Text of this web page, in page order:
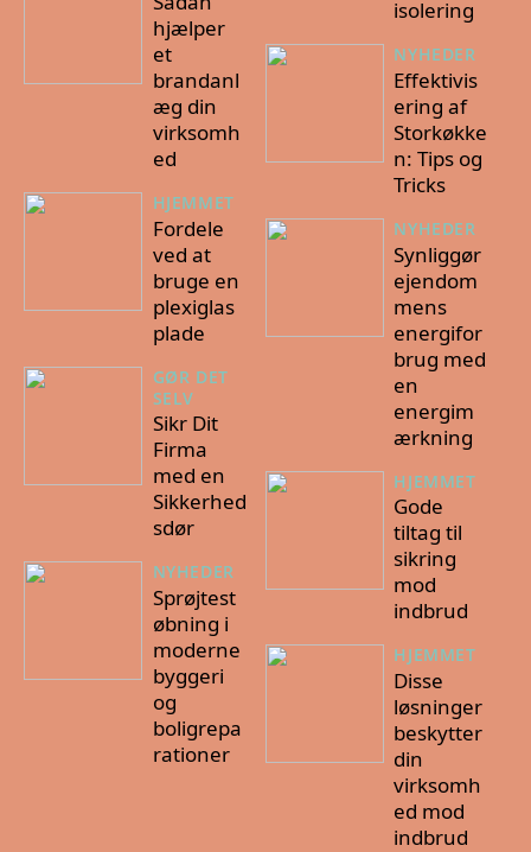
hjælper
et
brandanl
æg din
virksomh
ed
HJEMMET
Fordele
ved at
bruge en
plexiglas
plade
GØR DET
SELV
Sikr Dit
Firma
med en
Sikkerhed
sdør
NYHEDER
Sprøjtest
øbning i
moderne
byggeri
og
boligrepa
rationer
isolering
NYHEDER
Effektivis
ering af
Storkøkke
n: Tips og
Tricks
NYHEDER
Synliggør
ejendom
mens
energifor
brug med
en
energim
ærkning
HJEMMET
Gode
tiltag til
sikring
mod
indbrud
HJEMMET
Disse
løsninger
beskytter
din
virksomh
ed mod
indbrud